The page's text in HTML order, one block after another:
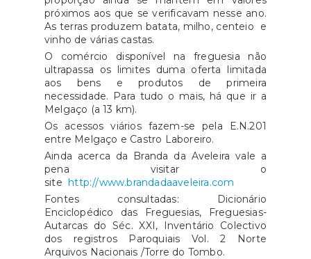
próximos aos que se verificavam nesse ano.
As terras produzem batata, milho, centeio e
vinho de várias castas.
O comércio disponível na freguesia não
ultrapassa os limites duma oferta limitada
aos bens e produtos de primeira
necessidade. Para tudo o mais, há que ir a
Melgaço (a 13 km).
Os acessos viários fazem-se pela E.N.201
entre Melgaço e Castro Laboreiro.
Ainda acerca da Branda da Aveleira vale a
pena visitar o
site http://www.brandadaaveleira.com
Fontes consultadas: Dicionário
Enciclopédico das Freguesias, Freguesias-
Autarcas do Séc. XXI, Inventário Colectivo
dos registros Paroquiais Vol. 2 Norte
Arquivos Nacionais /Torre do Tombo.